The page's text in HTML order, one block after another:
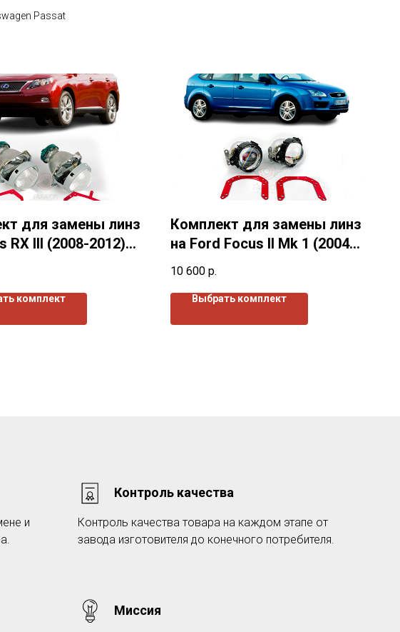
Passat
для замены линз
RX III (2008-2012)
комплект
Комплект для замены линз
на Ford Focus II Mk 1 (2004-
2008) г.в.
10 600 р.
Выбрать комплект
и
Контроль качества
Контроль качества товара на каждом этапе от
завода изготовителя до конечного потребителя.
Миссия